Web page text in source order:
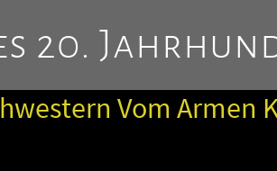
20.
Vom Armen